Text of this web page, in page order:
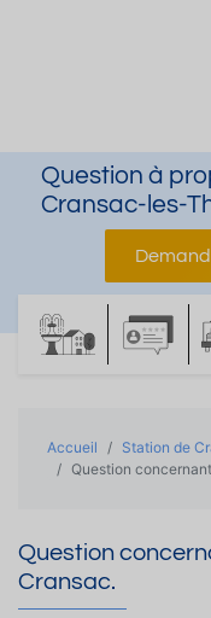
Question à
Cransac-les-
Accueil Station de
Question
Question
Cransac.